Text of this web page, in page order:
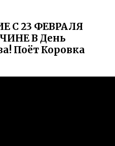
С 23 ФЕВРАЛЯ
В День
Поёт Коровка